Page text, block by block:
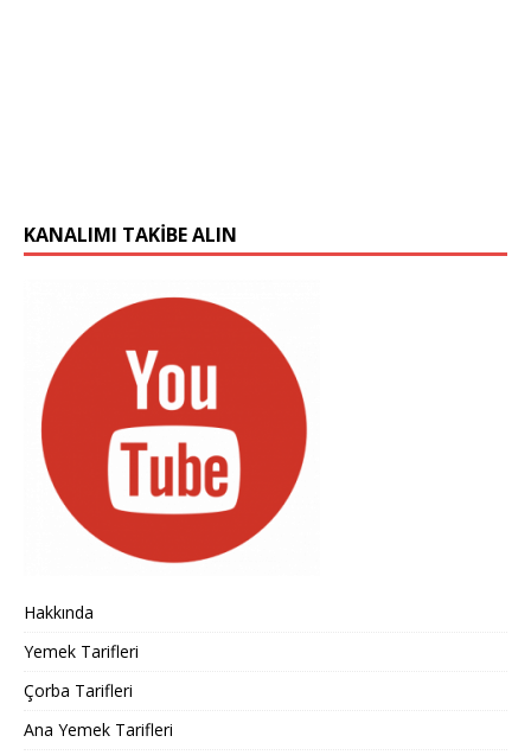
KANALIMI TAKIBE ALIN
Hakkında
Yemek Tarifleri
Çorba Tarifleri
Ana Yemek Tarifleri